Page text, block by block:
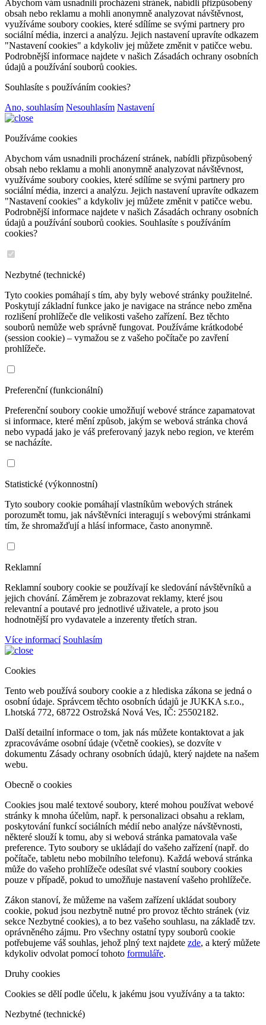
Abychom vám usnadnili procházení stránek, nabídli přizpůsobený
obsah nebo reklamu a mohli anonymně analyzovat návštěvnost,
využíváme soubory cookies, které sdílíme se svými partnery pro
sociální média, inzerci a analýzu. Jejich nastavení upravíte odkazem
"Nastavení cookies" a kdykoliv jej můžete změnit v patičce webu.
Podrobnější informace najdete v našich Zásadách ochrany osobních
údajů a používání souborů cookies.
Souhlasíte s používáním cookies?
Ano, souhlasím Nesouhlasím Nastavení
Používáme cookies
Abychom vám usnadnili procházení stránek, nabídli přizpůsobený
obsah nebo reklamu a mohli anonymně analyzovat návštěvnost,
využíváme soubory cookies, které sdílíme se svými partnery pro
sociální média, inzerci a analýzu. Jejich nastavení upravíte odkazem
"Nastavení cookies" a kdykoliv jej můžete změnit v patičce webu.
Podrobnější informace najdete v našich Zásadách ochrany osobních
údajů a používání souborů cookies. Souhlasíte s používáním
cookies?
Nezbytné (technické)
Tyto cookies pomáhají s tím, aby byly webové stránky použitelné.
Poskytují základní funkce jako je navigace na stránce nebo změna
rozlišení prohlížeče dle velikosti vašeho zařízení. Bez těchto
souborů nemůže web správně fungovat. Používáme krátkodobé
(session cookie) – vymažou se z vašeho počítače po zavření
prohlížeče.
Preferenční (funkcionální)
Preferenční soubory cookie umožňují webové stránce zapamatovat
si informace, které mění způsob, jakým se webová stránka chová
nebo vypadá jako je váš preferovaný jazyk nebo region, ve kterém
se nacházíte.
Statistické (výkonnostní)
Tyto soubory cookie pomáhají vlastníkům webových stránek
porozumět tomu, jak návštěvníci interagují s webovými stránkami
tím, že shromažďují a hlásí informace, často anonymně.
Reklamní
Reklamní soubory cookie se používají ke sledování návštěvníků a
jejich chování. Záměrem je zobrazovat reklamy, které jsou
relevantní a poutavé pro jednotlivé uživatele, a proto jsou
hodnotnější pro vydavatele a inzerenty třetích stran.
Více informací Souhlasím
Cookies
Tento web používá soubory cookie a z hlediska zákona se jedná o
osobní údaje. Správcem těchto osobních údajů je JUKKA s.r.o.,
Lhotská 772, 68722 Ostrožská Nová Ves, IČ: 25502182.
Další detailní informace o tom, jak nás můžete kontaktovat a jak
zpracováváme osobní údaje (včetně cookies), se dozvíte v
dokumentu Zásady ochrany osobních údajů, který najdete na našem
webu.
Obecně o cookies
Cookies jsou malé textové soubory, které mohou používat webové
stránky k mnoha účelům, např. k personalizaci obsahu a reklam,
poskytování funkcí sociálních médií nebo analýze návštěvnosti,
některé slouží k tomu, aby si webová stránka pamatovala vaše
preference. Tyto soubory se ukládají do vašeho zařízení (např. do
počítače, tabletu nebo mobilního telefonu). Každá webová stránka
může do vašeho prohlížeče odesílat své vlastní soubory cookies
pouze v případě, pokud to umožňuje nastavení vašeho prohlížeče.
Zákon stanoví, že můžeme na vašem zařízení ukládat soubory
cookie, pokud jsou nezbytně nutné pro provoz těchto stránek (viz
sekce Nezbytné cookies), a to bez vašeho souhlasu, na základě tzv.
oprávněného zájmu. Pro všechny ostatní typy souborů cookie
potřebujeme váš souhlas, jehož plný text najdete zde, a který můžete
kdykoliv odvolat pomocí tohoto formuláře.
Druhy cookies
Cookies se dělí podle účelu, k jakému jsou využívány a ta takto:
Nezbytné (technické)